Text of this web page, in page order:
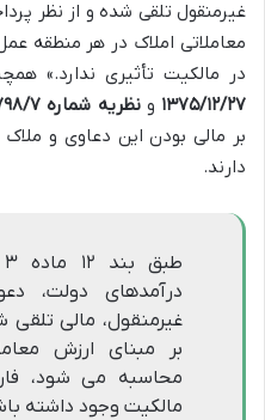
غیرمنقول تلقی شده و از نظر
معاملاتی املاک در هر منطقه
در مالکیت تأثیری ندارد.»
۱۳۷۵/۱۲/۲۷ ونظریه شماره ۱۷۹۸/۷ مورخ ۱۳۸۴/۰۳/۲۱
بر مالی بودن این دعاوی و
دارند.
درآمدهای دولت،
غیرمنقول، مالی
بر مبنای ارزش
محاسبه می شود،
مالکیت وجود داشته